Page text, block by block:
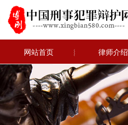
网站首页 ︴ 律师介绍